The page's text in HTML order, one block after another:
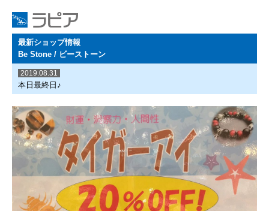
最新ショップ情報
Be Stone / ビーストーン
2019.08.31
本日最終日♪